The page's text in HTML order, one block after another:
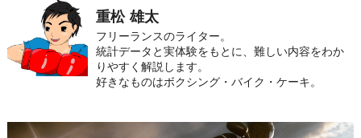
重松 雄太
フリーランスのライター。
統計データと実体験をもとに、難しい内容をわか
りやすく解説します。
好きなものはボクシング・バイク・ケーキ。